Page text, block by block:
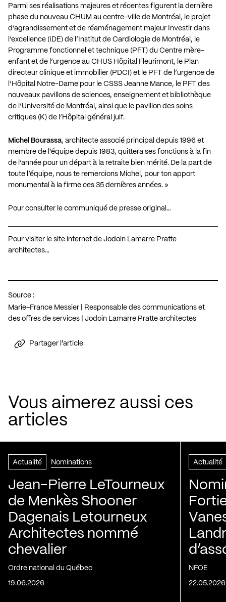
Parmi ses réalisations majeures et récentes figurent la dernière
phase du nouveau CHUM au centre-ville de Montréal, le projet
d’agrandissement et de réaménagement majeur Investir dans
l’excellence (IDE) de l’Institut de Cardiologie de Montréal, le
Programme fonctionnel et technique (PFT) du Centre mère-
enfant et de l’urgence au CHUS Hôpital Fleurimont, le Plan
directeur clinique et immobilier (PDCI) et le PFT de l’urgence de
l’Hôpital Notre-Dame pour le CSSS Jeanne Mance, le PFT des
nouveaux pavillons de sciences, enseignement et bibliothèque
de l’Université de Montréal, ainsi que le pavillon des soins
critiques (K) de l’Hôpital général juif.
Michel Bourassa, architecte associé principal depuis 1996 et
membre de l’équipe depuis 1983, quittera ses fonctions à la fin
de l’année pour un départ à la retraite bien mérité. De la part de
toute l’équipe, nous te remercions Michel, pour ton apport
monumental à la firme ces 35 dernières années. »
Pour consulter le communiqué de presse original…
Pour visiter le site internet de Jodoin Lamarre Pratte
architectes…
Source :
Marie-France Messier | Responsable des communications et
des offres de services | Jodoin Lamarre Pratte architectes
Partager l'article
Vous aimerez aussi ces
articles
Actualité Nominations
Jean-Pierre LeTourneux
de Menkès Shooner
Dagenais Letourneux
Architectes nommé
chevalier
Ordre national du Québec
19.06.2026
Actualité
NFOE
22.05.2026